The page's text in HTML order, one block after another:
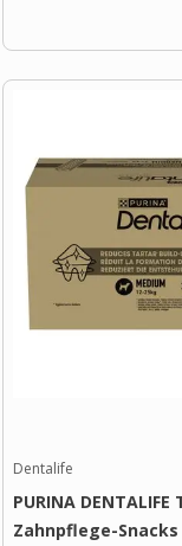
Dentalife
PURINA
Zahnpflege-